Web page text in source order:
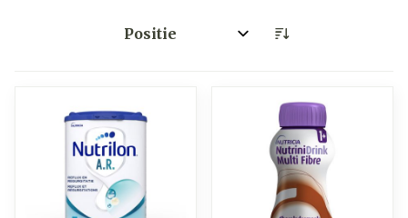
Sorteer op: